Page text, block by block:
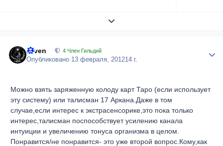
Развернуть обзор темы
Arven 4 Член Гильдий
Опубликовано 13 февраля, 201214 г.
Можно взять заряженную колоду карт Таро (если использует
эту систему) или талисман 17 Аркана.Даже в том
случае,если интерес к экстрасенсорике,это пока только
интерес,талисман поспособствует усилению канала
интуиции и увеличению тонуса организма в целом.
Понравится/не понравится- это уже второй вопрос.Кому,как